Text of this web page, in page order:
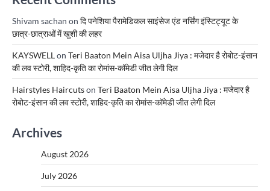
Shivam sachan on दि पनेशिया पैरामेडिकल साइंसेज एंड नर्सिंग इंस्टिट्यूट के
छात्र-छात्राओं में खुशी की लहर
KAYSWELLon Teri Baaton Mein Aisa Uljha Jiya : मजेदार है रोबोट-इंसान
की लव स्टोरी, शाहिद-कृति का रोमांस-कॉमेडी जीत लेगी दिल
Hairstyles Haircutson Teri Baaton Mein Aisa Uljha Jiya : मजेदार है
रोबोट-इंसान की लव स्टोरी, शाहिद-कृति का रोमांस-कॉमेडी जीत लेगी दिल
Archives
August 2026
July 2026